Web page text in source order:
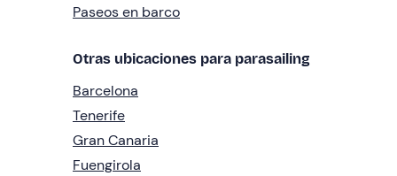
Paseos en barco
Otras ubicaciones para parasailing
Barcelona
Tenerife
Gran Canaria
Fuengirola